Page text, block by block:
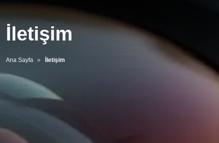
İletişim
Ana Sayfa İletişim